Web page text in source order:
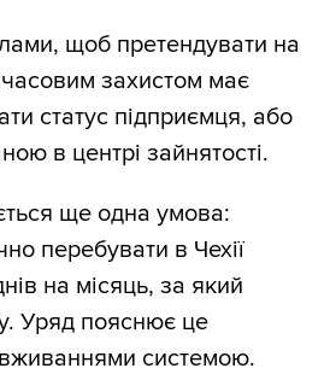
щоб претендувати на
захистом має
статус підприємця, або
в центрі зайнятості.
ще одна умова:
перебувати в Чехії
на місяць, за який
Уряд пояснює це
системою.